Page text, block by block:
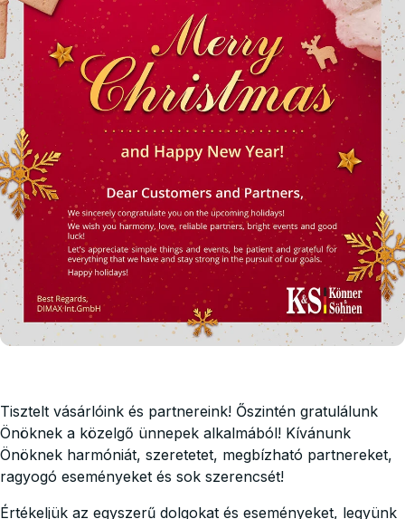
Tisztelt vásárlóink és partnereink! Őszintén gratulálunk
Önöknek a közelgő ünnepek alkalmából! Kívánunk
Önöknek harmóniát, szeretetet, megbízható partnereket,
ragyogó eseményeket és sok szerencsét!
Értékeljük az egyszerű dolgokat és eseményeket, legyünk